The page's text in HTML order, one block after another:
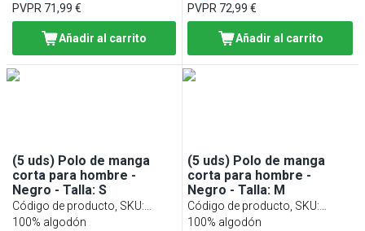
PVPR 71,99 €
Añadir al carrito
PVPR 72,99 €
Añadir al carrito
(5 uds) Polo de manga
corta para hombre -
Negro - Talla: S
Código de producto, SKU:
PSMP-S
100% algodón
(5 uds) Polo de manga
corta para hombre -
Negro - Talla: M
Código de producto, SKU:
PSMP-M
100% algodón